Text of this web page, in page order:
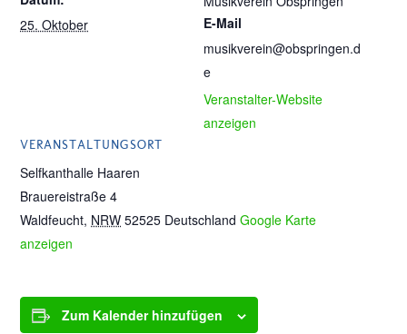
25. Oktober
VERANSTALTUNGSORT
Selfkanthalle Haaren
Brauereistraße 4
Waldfeucht, NRW 52525 Deutschland Google Karte
anzeigen
E-Mail
musikverein@obspringen.d
e
Veranstalter-Website
anzeigen
Zum Kalender hinzufügen